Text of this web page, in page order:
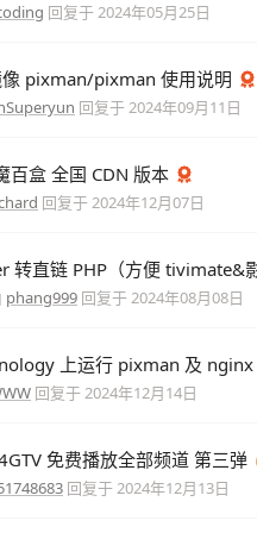
回复于2024年05月25日
pixman/pixman 使用说明
回复于2024年09月11日
百盒 全国 CDN 版本
回复于2024年12月07日
转直链 PHP（方便 tivimate&影
phang999 回复于2024年08月08日
上运行 pixman 及 nginx
回复于2024年12月14日
免费播放全部频道 第三
回复于2024年12月13日